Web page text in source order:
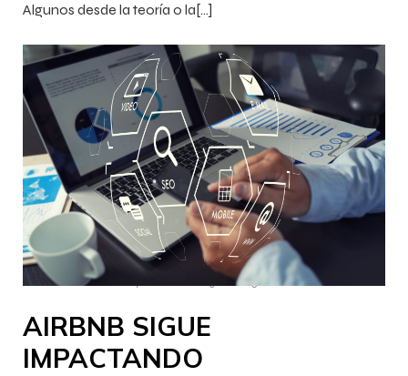
Algunos desde la teoría o la[…]
InnovaJob Chile – – 16:25
AIRBNB SIGUE
IMPACTANDO